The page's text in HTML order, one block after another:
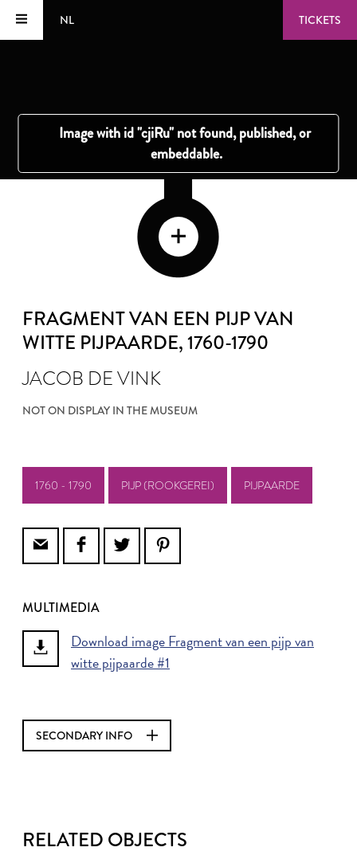
NL TICKETS
FRAGMENT VAN EEN PIJP VAN
WITTE PIJPAARDE, 1760-1790
JACOB DE VINK
NOT ON DISPLAY IN THE MUSEUM
1760 - 1790 PIJP (ROOKGEREI) PIJPAARDE
MULTIMEDIA
Download image Fragment van een pijp van
witte pijpaarde #1
SECONDARY INFO
RELATED OBJECTS